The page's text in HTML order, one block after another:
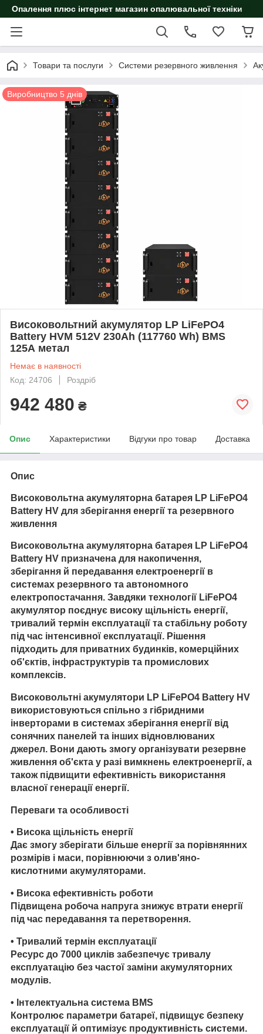
Опалення плюс інтернет магазин опалювальної техніки
Товари та послуги Системи резервного живлення
Виробництво 5 днів
Високовольтний акумулятор LP LiFePO4
Battery HVM 512V 230Ah (117760 Wh) BMS
125А метал
Немає в наявності
Код: 24706
Роздріб
942 480 ₴
Опис Характеристики Відгуки про товар Доставка
Опис
Високовольтна акумуляторна батарея LP LiFePO4
Battery HV для зберігання енергії та резервного
живлення
Високовольтна акумуляторна батарея LP LiFePO4
Battery HV призначена для накопичення,
зберігання й передавання електроенергії в
системах резервного та автономного
електропостачання. Завдяки технології LiFePO4
акумулятор поєднує високу щільність енергії,
тривалий термін експлуатації та стабільну роботу
під час інтенсивної експлуатації. Рішення
підходить для приватних будинків, комерційних
об'єктів, інфраструктурів та промислових
комплексів.
Високовольтні акумулятори LP LiFePO4 Battery HV
використовуються спільно з гібридними
інверторами в системах зберігання енергії від
сонячних панелей та інших відновлюваних
джерел. Вони дають змогу організувати резервне
живлення об'єкта у разі вимкнень електроенергії, а
також підвищити ефективність використання
власної генерації енергії.
Переваги та особливості
• Висока щільність енергії
Дає змогу зберігати більше енергії за порівнянних
розмірів і маси, порівнюючи з олив'яно-
кислотними акумуляторами.
• Висока ефективність роботи
Підвищена робоча напруга знижує втрати енергії
під час передавання та перетворення.
• Тривалий термін експлуатації
Ресурс до 7000 циклів забезпечує тривалу
експлуатацію без частої заміни акумуляторних
модулів.
• Інтелектуальна система BMS
Контролює параметри батареї, підвищує безпеку
експлуатації й оптимізує продуктивність системи.